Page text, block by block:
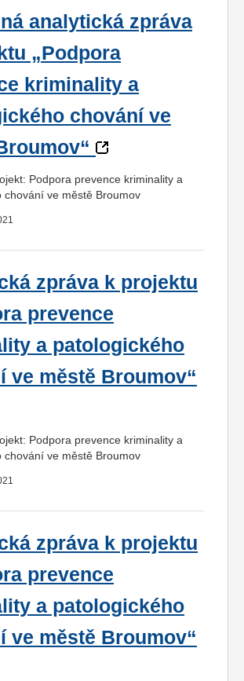
analytická zpráva
„Podpora
kriminality a
chování ve
Podpora prevence kriminality a
chování ve městě Broumov
zpráva k projektu
prevence
a patologického
ve městě Broumov“
Podpora prevence kriminality a
chování ve městě Broumov
zpráva k projektu
prevence
a patologického
ve městě Broumov“